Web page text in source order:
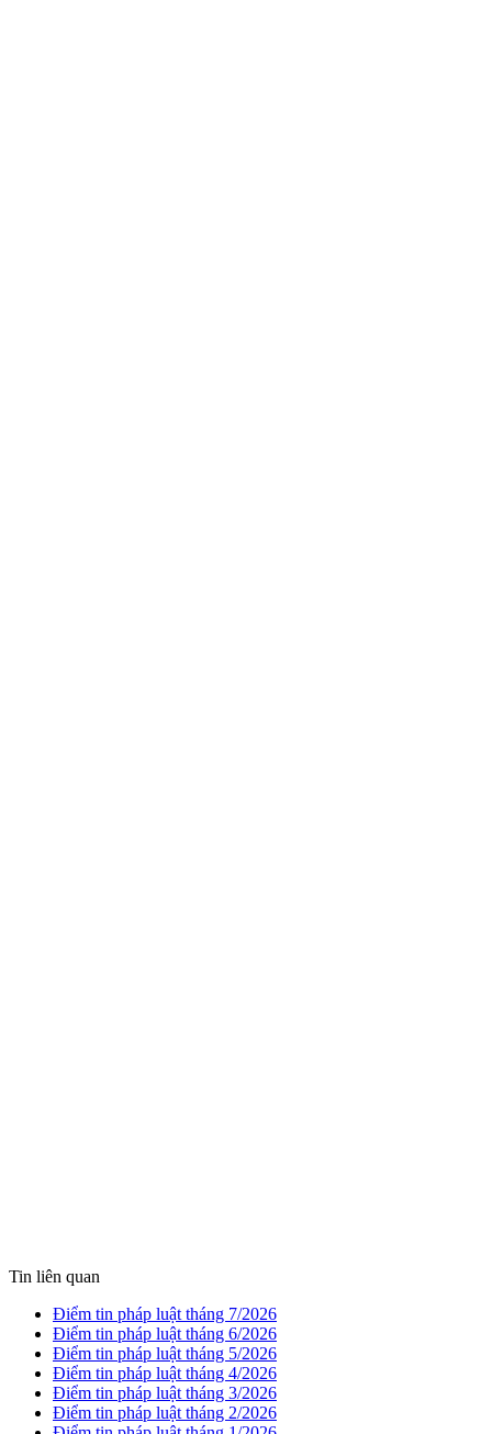
Tin liên quan
Điểm tin pháp luật tháng 7/2026
Điểm tin pháp luật tháng 6/2026
Điểm tin pháp luật tháng 5/2026
Điểm tin pháp luật tháng 4/2026
Điểm tin pháp luật tháng 3/2026
Điểm tin pháp luật tháng 2/2026